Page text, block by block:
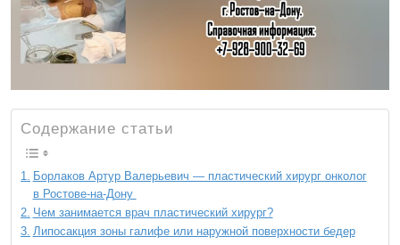
Содержание статьи
Борлаков Артур Валерьевич — пластический хирург онколог
в Ростове-на-Дону
Чем занимается врач пластический хирург?
Липосакция зоны галифе или наружной поверхности бедер